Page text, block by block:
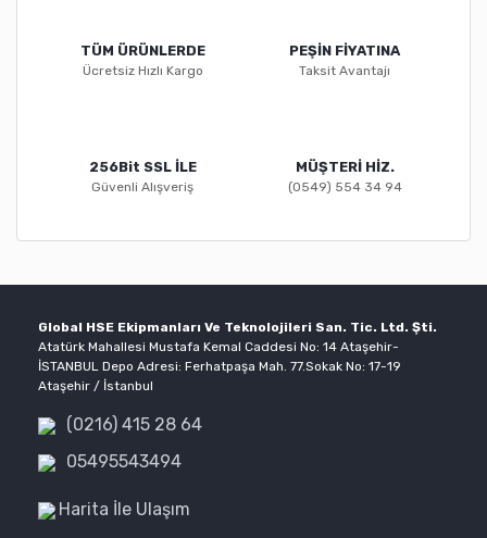
TÜM ÜRÜNLERDE
Ücretsiz Hızlı Kargo
PEŞİN FİYATINA
Taksit Avantajı
256Bit SSL İLE
Güvenli Alışveriş
MÜŞTERİ HİZ.
(0549) 554 34 94
Global HSE Ekipmanları Ve Teknolojileri San. Tic. Ltd. Şti.
Atatürk Mahallesi Mustafa Kemal Caddesi No: 14 Ataşehir-
İSTANBUL Depo Adresi: Ferhatpaşa Mah. 77.Sokak No: 17-19
Ataşehir / İstanbul
(0216) 415 28 64
05495543494
Harita İle Ulaşım